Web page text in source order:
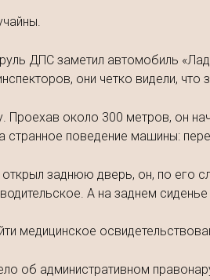
ДПС заметил автомобиль
они четко видели,
Проехав около 300 метров, он
странное поведение машины:
заднюю дверь, он, по его
А на заднем
медицинское
об административном